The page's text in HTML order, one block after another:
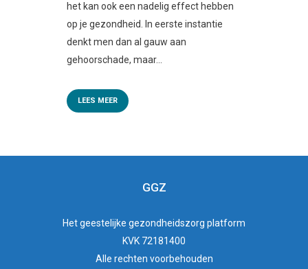
het kan ook een nadelig effect hebben
op je gezondheid. In eerste instantie
denkt men dan al gauw aan
gehoorschade, maar...
LEES MEER
GGZ
Hetgeestelijke gezondheidszorg platform
KVK 72181400
Alle rechten voorbehouden